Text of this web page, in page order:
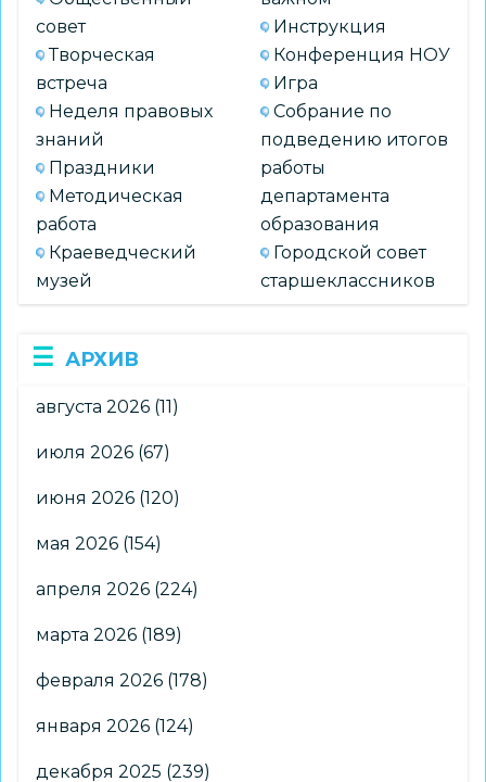
совет
Творческая
встреча
Неделя правовых
знаний
Праздники
Методическая
работа
Краеведческий
музей
Инструкция
Конференция НОУ
Игра
Собрание по
подведению итогов
работы
департамента
образования
Городской совет
старшеклассников
АРХИВ
августа 2026 (11)
июля 2026 (67)
июня 2026 (120)
мая 2026 (154)
апреля 2026 (224)
марта 2026 (189)
февраля 2026 (178)
января 2026 (124)
декабря 2025 (239)